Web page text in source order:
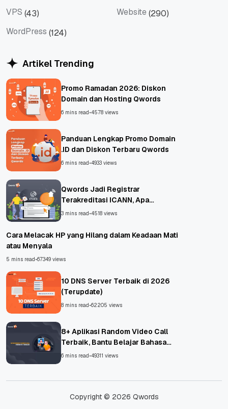
VPS (43) Website (290)
WordPress (124)
Artikel Trending
Promo Ramadan 2026: Diskon
Domain dan Hosting Qwords
6 mins read•4578 views
Panduan Lengkap Promo Domain
.ID dan Diskon Terbaru Qwords
6 mins read•4933 views
Qwords Jadi Registrar
Terakreditasi ICANN, Apa
Untungnya?
3 mins read•4518 views
Cara Melacak HP yang Hilang dalam Keadaan Mati
atau Menyala
5 mins read•67349 views
10 DNS Server Terbaik di 2026
(Terupdate)
8 mins read•62205 views
8+ Aplikasi Random Video Call
Terbaik, Bantu Belajar Bahasa
Asing!
6 mins read•49311 views
Copyright © 2026 Qwords